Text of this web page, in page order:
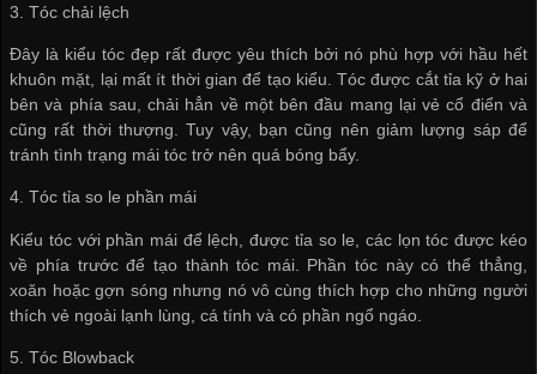
3. Tóc chải lệch
Đây là kiểu tóc đẹp rất được yêu thích bởi nó phù hợp với hầu hết
khuôn mặt, lại mất ít thời gian để tạo kiểu. Tóc được cắt tỉa kỹ ở hai
bên và phía sau, chải hẳn về một bên đầu mang lại vẻ cổ điển và
cũng rất thời thượng. Tuy vậy, bạn cũng nên giảm lượng sáp để
tránh tình trạng mái tóc trở nên quá bóng bẩy.
4. Tóc tỉa so le phần mái
Kiểu tóc với phần mái để lệch, được tỉa so le, các lọn tóc được kéo
về phía trước để tạo thành tóc mái. Phần tóc này có thể thẳng,
xoăn hoặc gợn sóng nhưng nó vô cùng thích hợp cho những người
thích vẻ ngoài lạnh lùng, cá tính và có phần ngổ ngáo.
5. Tóc Blowback